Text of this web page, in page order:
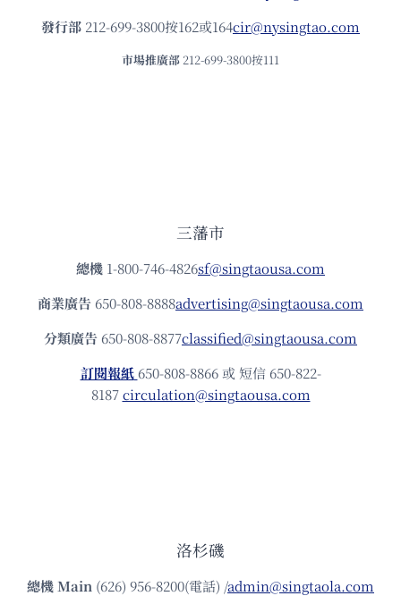
發⾏部 212-699-3800按162或164cir@nysingtao.com
市場推廣部 212-699-3800按111
三藩市
總機 1-800-746-4826sf@singtaousa.com
商業廣告 650-808-8888advertising@singtaousa.com
分類廣告 650-808-8877classified@singtaousa.com
訂閱報紙 650-808-8866 或 短信 650-822-
8187circulation@singtaousa.com
洛杉磯
總機Main (626) 956-8200(電話) /admin@singtaola.com